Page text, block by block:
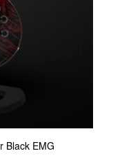
Black EMG